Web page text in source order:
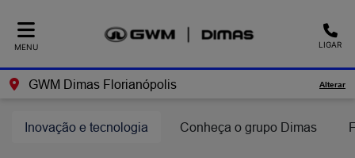
MENU LIGAR
GWM Dimas Florianópolis Alterar
Inovação e tecnologia Conheça o grupo Dimas